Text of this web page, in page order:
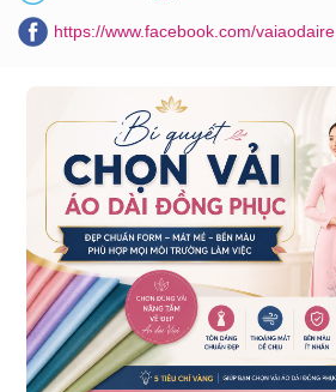
https://www.facebook.com/vaiaodaire